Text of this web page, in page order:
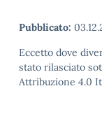
Pubblicato:
Eccetto dove
stato rilasciato
Attribuzione 4.0